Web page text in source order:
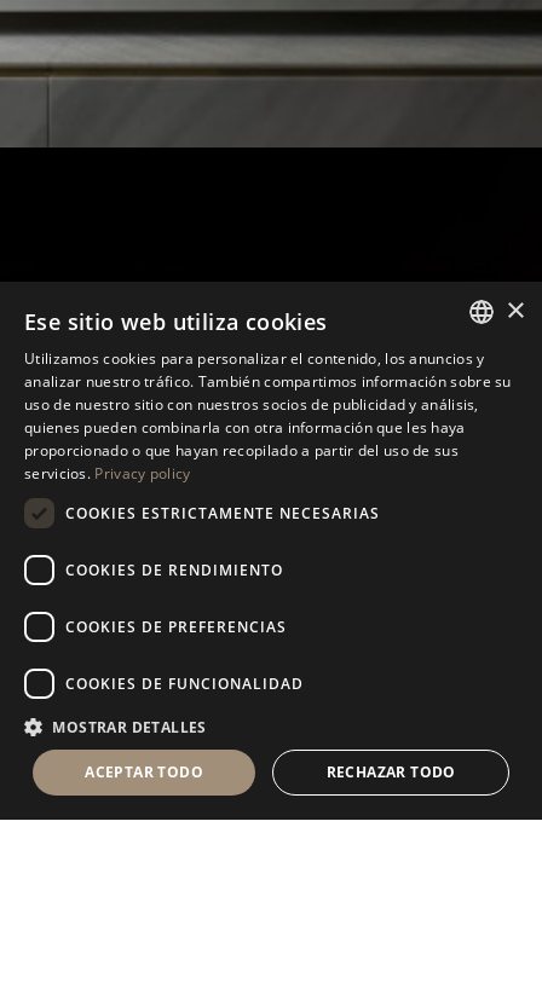
S
U
S
C
R
Í
B
E
T
E
A
L
A
N
E
W
S
L
E
T
T
E
R
ANTOLINI® TABLEWARE COLLECTION
ITALIAN
ENGLISH
SPANISH
×
Ese sitio web utiliza cookies
Utilizamos cookies para personalizar el contenido, los anuncios y
analizar nuestro tráfico. También compartimos información sobre su
uso de nuestro sitio con nuestros socios de publicidad y análisis,
quienes pueden combinarla con otra información que les haya
proporcionado o que hayan recopilado a partir del uso de sus
servicios. Privacy policy
COOKIES ESTRICTAMENTE NECESARIAS
COOKIES DE RENDIMIENTO
COOKIES DE PREFERENCIAS
COOKIES DE FUNCIONALIDAD
MOSTRAR DETALLES
ACEPTAR TODO RECHAZAR TODO